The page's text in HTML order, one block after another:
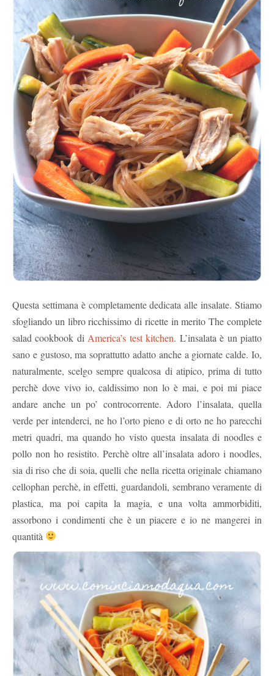
Questa settimana è completamente dedicata alle insalate. Stiamo
sfogliando un libro ricchissimo di ricette in merito The complete
salad cookbook di America’s test kitchen. L’insalata è un piatto
sano e gustoso, ma soprattutto adatto anche a giornate calde. Io,
naturalmente, scelgo sempre qualcosa di atipico, prima di tutto
perchè dove vivo io, caldissimo non lo è mai, e poi mi piace
andare anche un po’ controcorrente. Adoro l’insalata, quella
verde per intenderci, ne ho l’orto pieno e di orto ne ho parecchi
metri quadri, ma quando ho visto questa insalata di noodles e
pollo non ho resistito. Perchè oltre all’insalata adoro i noodles,
sia di riso che di soia, quelli che nella ricetta originale chiamano
cellophan perchè, in effetti, guardandoli, sembrano veramente di
plastica, ma poi capita la magia, e una volta ammorbiditi,
assorbono i condimenti che è un piacere e io ne mangerei in
quantità